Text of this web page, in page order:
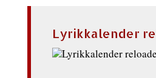
Lyrikkalender